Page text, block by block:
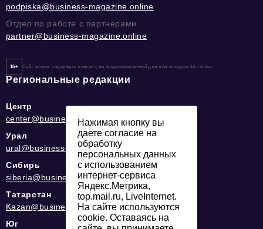
podpiska@business-magazine.online
Отдел по работе с партнерами
partner@business-magazine.online
16+ Сайт может содержать контент, не предназначенный для лиц младше 16-ти лет.
Региональные редакции
Центр
center@business-magazine.online
Урал
ural@business-magazine.online
Сибирь
siberia@business-magazine.online
Татарстан
Kazan@business-magazine.online
Юг
Нажимая кнопку вы
даете согласие на
обработку
персональных данных
с использованием
интернет-сервиса
Яндекс.Метрика,
top.mail.ru, LiveInternet.
На сайте используются
cookie. Оставаясь на